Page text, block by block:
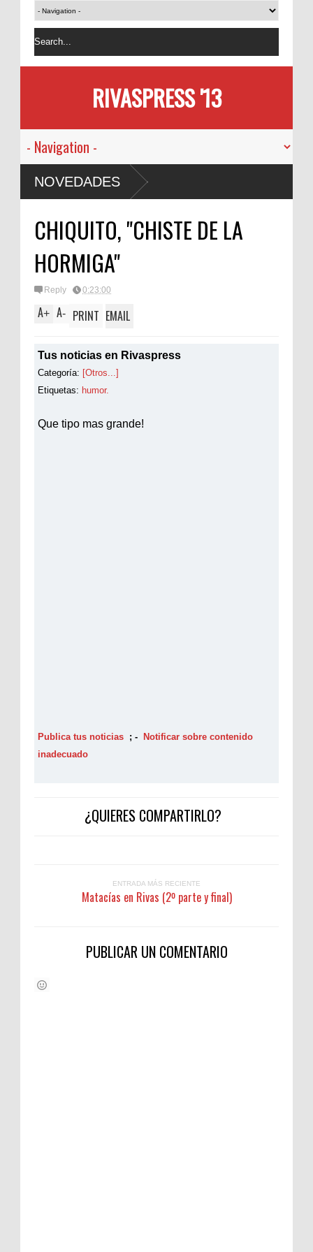
RIVASPRESS '13
NOVEDADES
CHIQUITO, "CHISTE DE LA
HORMIGA"
Reply 0:23:00
A+ A- PRINT EMAIL
Tus noticias en Rivaspress
Categoría: [Otros...]
Etiquetas: humor.
Que tipo mas grande!
Publica tus noticias ; - Notificar sobre contenido
inadecuado
¿QUIERES COMPARTIRLO?
ENTRADA MÁS RECIENTE
Matacías en Rivas (2º parte y final)
PUBLICAR UN COMENTARIO